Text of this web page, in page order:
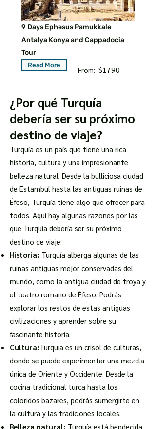
9 Days Ephesus Pamukkale
Antalya Konya and Cappadocia
Tour
Read More
From: $1790
¿Por qué Turquía
debería ser su próximo
destino de viaje?
Turquía es un país que tiene una rica
historia, cultura y una impresionante
belleza natural. Desde la bulliciosa ciudad
de Estambul hasta las antiguas ruinas de
Éfeso, Turquía tiene algo que ofrecer para
todos. Aquí hay algunas razones por las
que Turquía debería ser su próximo
destino de viaje:
Historia: Turquía alberga algunas de las
ruinas antiguas mejor conservadas del
mundo, como la antigua ciudad de troya y
el teatro romano de Éfeso. Podrás
explorar los restos de estas antiguas
civilizaciones y aprender sobre su
fascinante historia.
Cultura:Turquía es un crisol de culturas,
donde se puede experimentar una mezcla
única de Oriente y Occidente. Desde la
cocina tradicional turca hasta los
coloridos bazares, podrás sumergirte en
la cultura y las tradiciones locales.
Belleza natural: Turquía está bendecida